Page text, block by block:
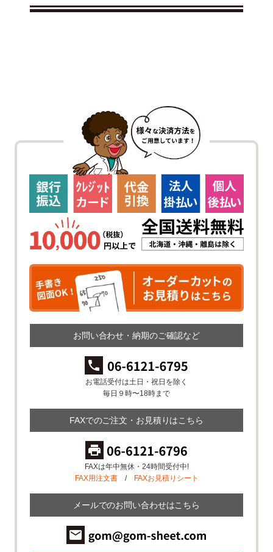
お問い合わせ・納期のご確認など
お電話受付は土日・祝日を除く
毎日９時〜18時まで
FAXでのご注文・お見積りはこちら
FAXは年中無休・24時間受付中!
FAX用注文書/ FAXお見積りシート
メールでのお問い合わせはこちら